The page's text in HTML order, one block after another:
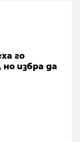
го
избра да